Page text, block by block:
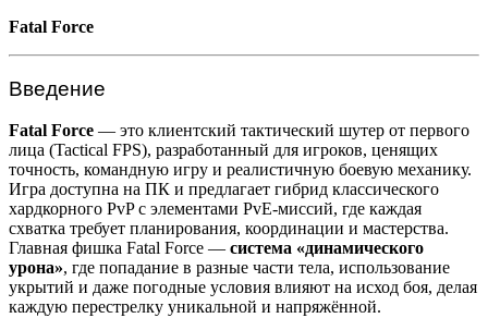
Fatal Force
Введение
Fatal Force — это клиентский тактический шутер от первого
лица (Tactical FPS), разработанный для игроков, ценящих
точность, командную игру и реалистичную боевую механику.
Игра доступна на ПК и предлагает гибрид классического
хардкорного PvP с элементами PvE-миссий, где каждая
схватка требует планирования, координации и мастерства.
Главная фишка Fatal Force — система «динамического
урона», где попадание в разные части тела, использование
укрытий и даже погодные условия влияют на исход боя, делая
каждую перестрелку уникальной и напряжённой.